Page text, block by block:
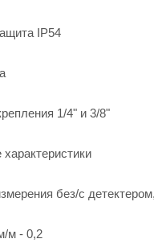
IP54
1/4" и 3/8"
характеристики
без/с
м - 0,2